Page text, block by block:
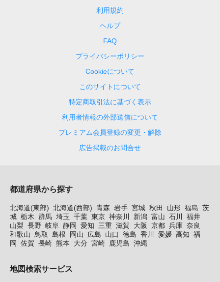
利用規約
ヘルプ
FAQ
プライバシーポリシー
Cookieについて
このサイトについて
特定商取引法に基づく表示
利用者情報の外部送信について
プレミアム会員登録の変更・解除
広告掲載のお問合せ
都道府県から探す
北海道(東部) 北海道(西部) 青森 岩手 宮城 秋田 山形 福島 茨
城 栃木 群馬 埼玉 千葉 東京 神奈川 新潟 富山 石川
福井
山梨 長野 岐阜 静岡 愛知 三重 滋賀 大阪 京都 兵庫 奈良
和歌山
鳥取 島根 岡山 広島 山口 徳島 香川 愛媛 高知 福
岡 佐賀 長崎 熊本 大分 宮崎 鹿児島 沖縄
地図検索サービス